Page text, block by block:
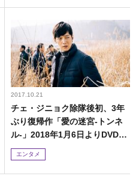
2017.10.21
チェ・ジニョク除隊後初、3年
ぶり復帰作「愛の迷宮-トンネ
ル-」2018年1月6日よりDVDリ
リース開始!
エンタメ